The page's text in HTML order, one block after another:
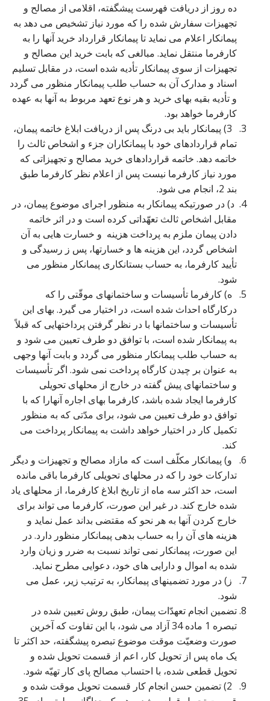
ده روز از دریافت فهرست پیشگفته، اقلامی از مصالح و
تجهیزات سفارش شده را که مورد نیاز تشخیص می دهد به
پیمانکار اعلام می نماید تا پیمانکار قرارداد خرید آنها را به
کارفرما منتقل نماید. مبالغی که بابت خرید این مصالح و
تجهیزات از سوی پیمانکار تأدیه شده است، در مقابل تسلیم
اسناد و مدارک آن به حساب طلب پیمانکار منظور می گردد
و تأدیه بقیه بهای خرید و هر نوع تعهد مربوط به آنها به عهده
کارفرما خواهد بود.
3) پیمانکار باید بی درنگ پس از دریافت ابلاغ خاتمه پیمان،
تمام قراردادهای خود با پیمانکاران جزء و اشخاص ثالث را
خاتمه دهد. خاتمه قراردادهای خرید مصالح و تجهیزاتی که
مورد نیاز کارفرما نیست پس از اعلام نظر کارفرما طبق
بند 2، انجام می شود.
د) در صورتیکه پیمانکار به منظور اجرای موضوع پیمان، در
مقابل اشخاص ثالث تعهّداتی کرده است و در اثر خاتمه
دادن پیمان ملزم به پرداخت هزینه و خسارت هایی به آن
اشخاص گردد، این هزینه ها و خسارتها، پس ز رسیدگی و
تأیید کارفرما، به حساب بستانکاری پیمانکار منظور می
شود.
ه) کارفرما تأسیسات و ساختمانهای موقّتی را که
درکارگاه احداث شده است، در اختیار می گیرد. بهای این
تأسیسات و ساختمانها با در نظر گرفتن پرداختهایی که قبلاً
به پیمانکار شده است، با توافق دو طرف تعیین می شود و
به حساب طلب پیمانکار منظور می گردد و بابت آنها وجهی
به عنوان بر چیدن کارگاه پرداخت نمی شود. اگر تأسیسات
و ساختمانهای پیش گفته در خارج از محلهای تحویلی
کارفرما ایجاد شده باشد، کارفرما بهای اجاره آنهارا که با
توافق دو طرف تعیین می شود، برای مدّتی که به منظور
تکمیل کار در اختیار خواهد داشت به پیمانکار پرداخت می
کند.
و) پیمانکار مکلّف است که مازاد مصالح و تجهیزات و دیگر
تدارکات خود را که در محلهای تحویلی کارفرما باقی مانده
است، حد اکثر سه ماه از تاریخ ابلاغ کارفرما، از محلهای یاد
شده خارج کند. در غیر این صورت، کارفرما می تواند برای
خارج کردن آنها به هر نحو که مقتضی بداند عمل نماید و
هزینه های آن را به حساب بدهی پیمانکار منظور دارد. در
این صورت، پیمانکار نمی تواند نسبت به ضرر و زیان وارد
شده به اموال و دارایی های خود، دعوایی مطرح نماید.
ز) در مورد تضمینهای پیمانکار، به ترتیب زیر، عمل می
شود.
تضمین انجام تعهدّات پیمان، طبق روش تعیین شده در
تبصره 1 ماده 34 آزاد می شود، با این تفاوت که آخرین
صورت وضعیّت موقت موضوع تبصره پیشگفته، حد اکثر تا
یک ماه پس از تحویل کار، اعم از قسمت تحویل شده و
تحویل قطعی شده، با احتساب مصالح پای کار تهیّه شود.
2) تضمین حسن انجام کار قسمت تحویل موقت شده و